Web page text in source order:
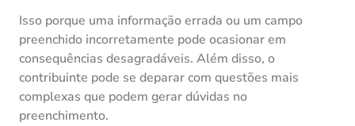
Isso porque uma informação errada ou um campo
preenchido incorretamente pode ocasionar em
consequências desagradáveis. Além disso, o
contribuinte pode se deparar com questões mais
complexas que podem gerar dúvidas no
preenchimento.